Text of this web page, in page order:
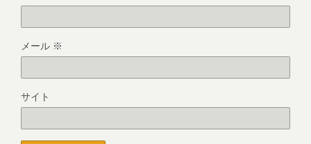
メール ※
サイト